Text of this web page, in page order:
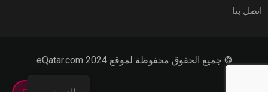
اتصل بنا
© جميع الحقوق محفوظة لموقع eQatar.com 2024